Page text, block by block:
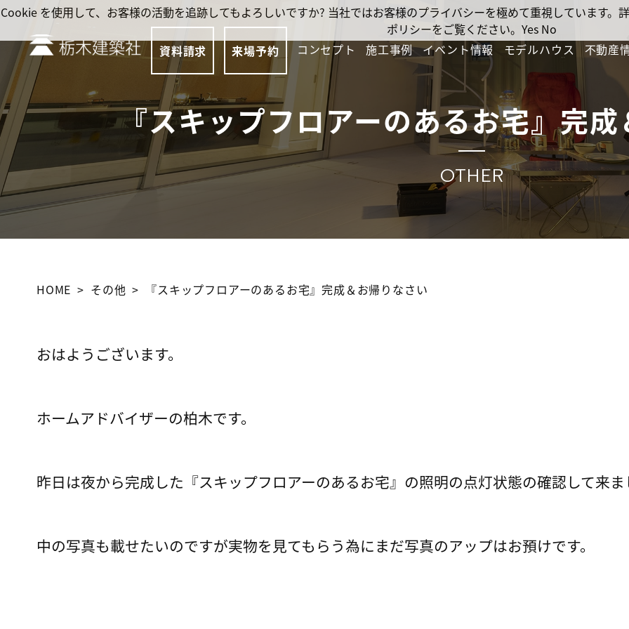
資料請求 来場予約 コンセプト 施工事例 イベント情報 モデルハウス 不動産
『スキップフロアーのあるお宅』完
OTHER
HOME その他 『スキップフロアーのあるお宅』完成＆お帰りなさい
おはようございます。
ホームアドバイザーの柏木です。
昨日は夜から完成した『スキップフロアーのあるお宅』の照明の点灯状態の確認して来
中の写真も載せたいのですが実物を見てもらう為にまだ写真のアップはお預けです。
Cookie を使用して、お客様の活動を追跡してもよろしいですか? 当社ではお客様のプライバシーを極めて重視しています
ポリシーをご覧ください。 Yes No